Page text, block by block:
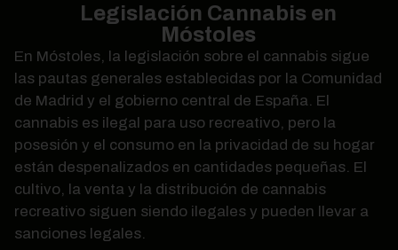
Legislación Cannabis en
Móstoles
En Móstoles, la legislación sobre el cannabis sigue
las pautas generales establecidas por la Comunidad
de Madrid y el gobierno central de España. El
cannabis es ilegal para uso recreativo, pero la
posesión y el consumo en la privacidad de su hogar
están despenalizados en cantidades pequeñas. El
cultivo, la venta y la distribución de cannabis
recreativo siguen siendo ilegales y pueden llevar a
sanciones legales.